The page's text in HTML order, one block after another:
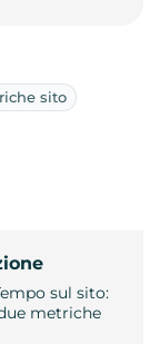
sito
sul sito:
metriche